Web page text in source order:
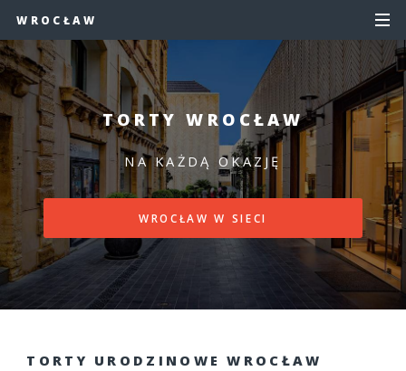
WROCŁAW
TORTY WROCŁAW
NA KAŻDĄ OKAZJĘ
WROCŁAW W SIECI
TORTY URODZINOWE WROCŁAW